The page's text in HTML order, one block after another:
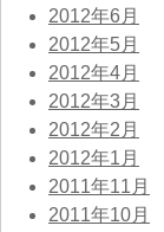
2012年6月
2012年5月
2012年4月
2012年3月
2012年2月
2012年1月
2011年11月
2011年10月